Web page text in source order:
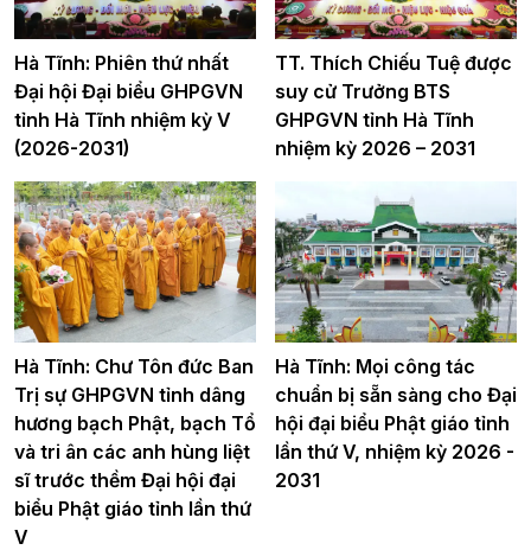
Hà Tĩnh: Phiên thứ nhất
Đại hội Đại biểu GHPGVN
tỉnh Hà Tĩnh nhiệm kỳ V
(2026-2031)
TT. Thích Chiếu Tuệ được
suy cử Trưởng BTS
GHPGVN tỉnh Hà Tĩnh
nhiệm kỳ 2026 – 2031
Hà Tĩnh: Chư Tôn đức Ban
Trị sự GHPGVN tỉnh dâng
hương bạch Phật, bạch Tổ
và tri ân các anh hùng liệt
sĩ trước thềm Đại hội đại
biểu Phật giáo tỉnh lần thứ
V
Hà Tĩnh: Mọi công tác
chuẩn bị sẵn sàng cho Đại
hội đại biểu Phật giáo tỉnh
lần thứ V, nhiệm kỳ 2026 -
2031